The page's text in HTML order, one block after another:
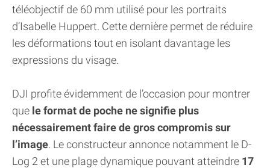
téléobjectif de 60 mm utilisé pour les portraits
d’Isabelle Huppert. Cette dernière permet de réduire
les déformations tout en isolant davantage les
expressions du visage.
DJI profite évidemment de l’occasion pour montrer
que le format de poche ne signifie plus
nécessairement faire de gros compromis sur
l’image. Le constructeur annonce notamment le D-
Log 2 et une plage dynamique pouvant atteindre 17